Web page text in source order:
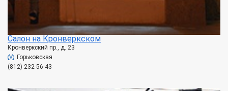
Салон на Кронверкском
Кронверкский пр., д. 23
Горьковская
(812) 232-56-43